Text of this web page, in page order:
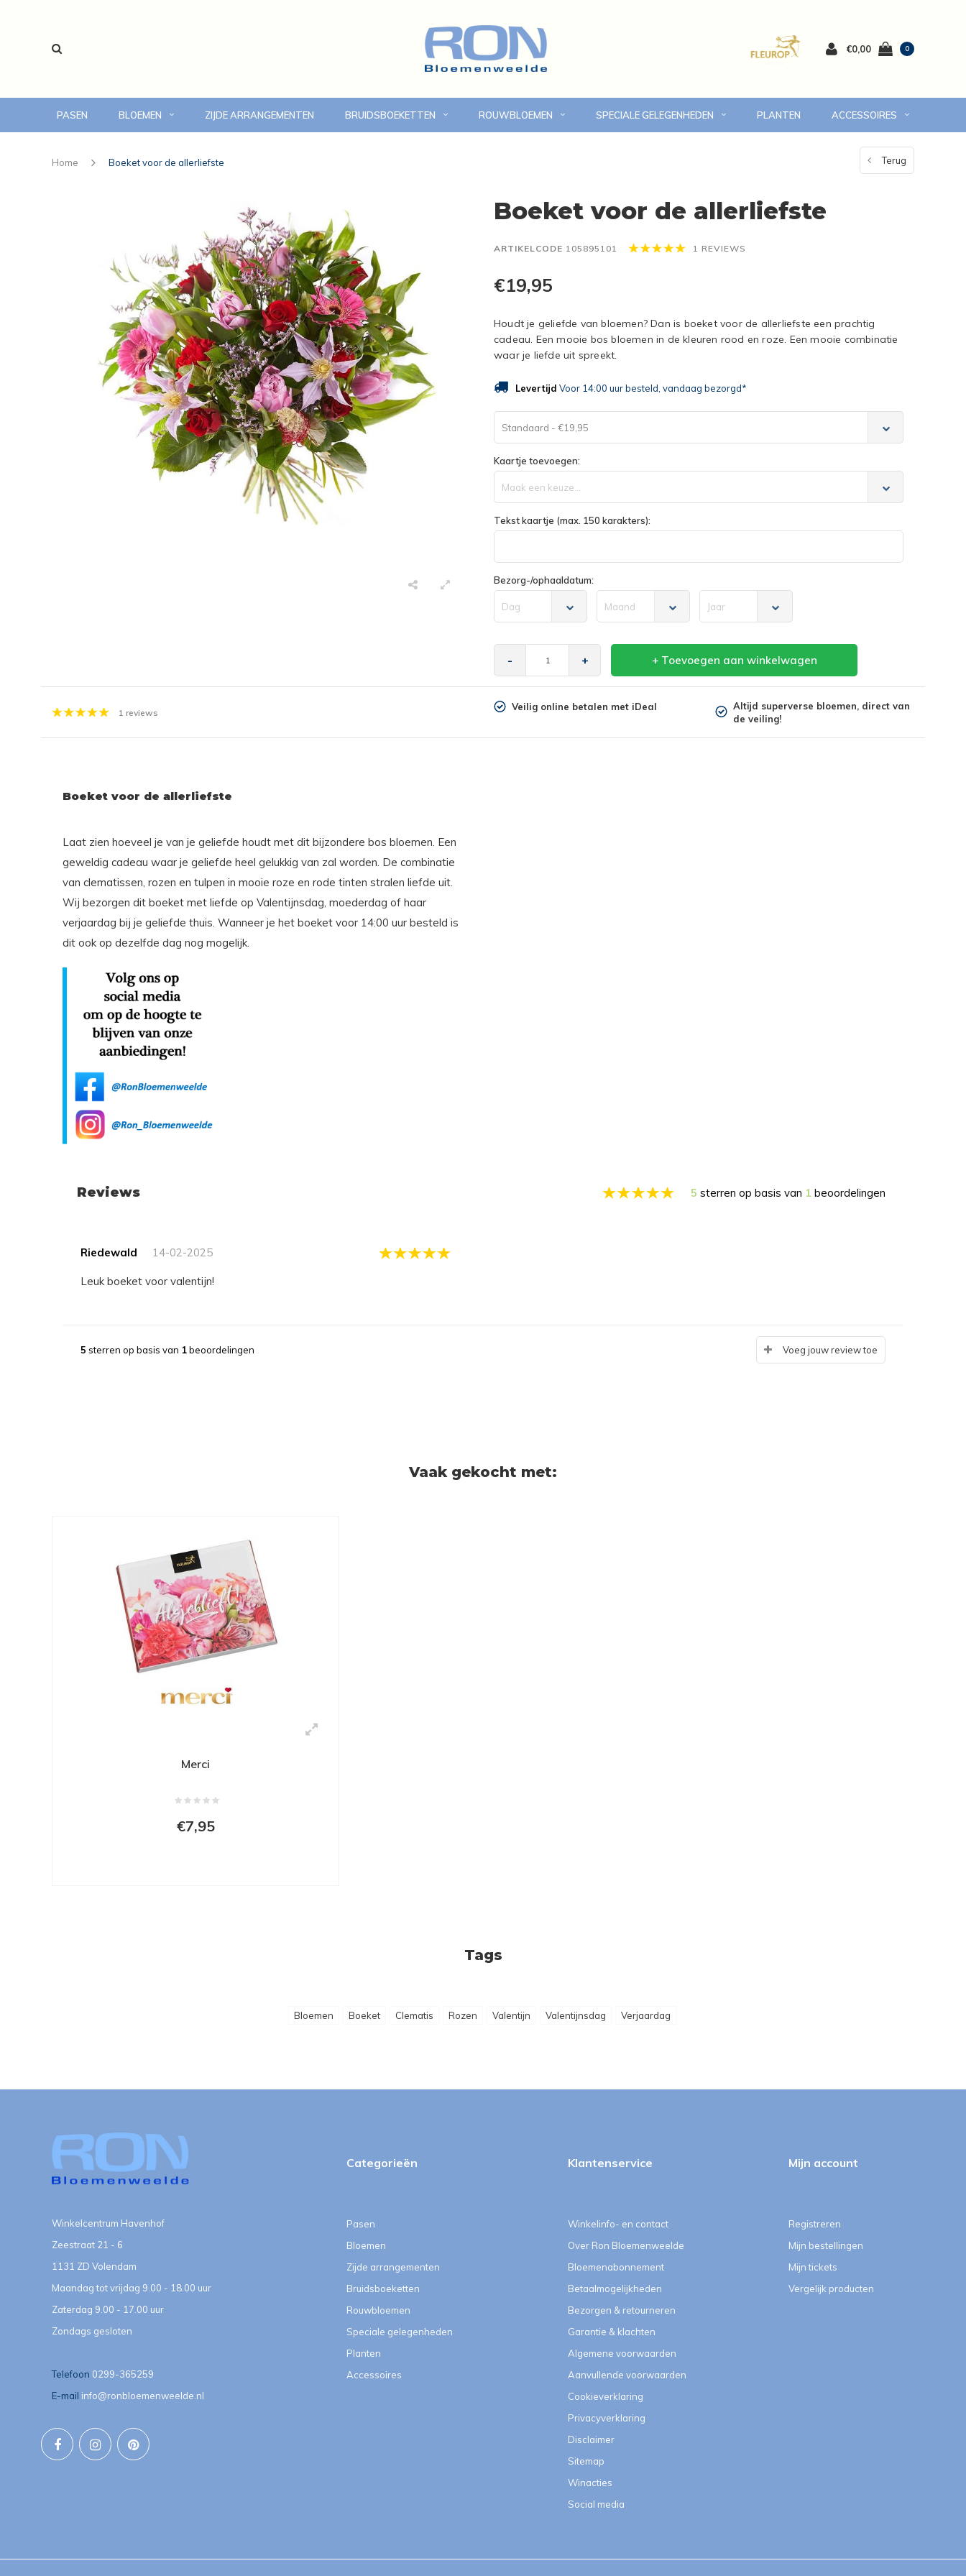
€0,00 0
PASEN BLOEMEN ZIJDE ARRANGEMENTEN BRUIDSBOEKETTEN ROUWBLOEMEN SPECIALE GELEGENHEDEN PLANTEN ACCESSOIRES
voor 14:00 uur besteld, vandaag bezorgd Online bloemen bestellen Eigen bezorgdienst in Volendam en omgeving 7 dagen versgarantie
Home Boeket voor de allerliefste Terug
Boeket voor de allerliefste
ARTIKELCODE 105895101 1 REVIEWS
€19,95
Houdt je geliefde van bloemen? Dan is boeket voor de allerliefste een prachtig
cadeau. Een mooie bos bloemen in de kleuren rood en roze. Een mooie combinatie
waar je liefde uit spreekt.
Levertijd Voor 14:00 uur besteld, vandaag bezorgd*
Standaard - €19,95
Kaartje toevoegen:
Maak een keuze...
Tekst kaartje (max. 150 karakters):
Bezorg-/ophaaldatum:
Dag Maand Jaar
- + + Toevoegen aan winkelwagen
1 reviews Veilig online betalen met iDeal
Altijd superverse bloemen, direct van
de veiling!
Boeket voor de allerliefste
Laat zien hoeveel je van je geliefde houdt met dit bijzondere bos bloemen. Een
geweldig cadeau waar je geliefde heel gelukkig van zal worden. De combinatie
van clematissen, rozen en tulpen in mooie roze en rode tinten stralen liefde uit.
Wij bezorgen dit boeket met liefde op Valentijnsdag, moederdag of haar
verjaardag bij je geliefde thuis. Wanneer je het boeket voor 14:00 uur besteld is
dit ook op dezelfde dag nog mogelijk.
Reviews 5 sterren op basis van 1 beoordelingen
Riedewald 14-02-2025
Leuk boeket voor valentijn!
5 sterren op basis van 1beoordelingen Voeg jouw review toe
Vaak gekocht met:
Merci
€7,95
Tags
Bloemen Boeket Clematis Rozen Valentijn Valentijnsdag Verjaardag
Winkelcentrum Havenhof
Zeestraat 21 - 6
1131 ZD Volendam
Maandag tot vrijdag 9.00 - 18.00 uur
Zaterdag 9.00 - 17.00 uur
Zondags gesloten
Telefoon 0299-365259
E-mail info@ronbloemenweelde.nl
Categorieën
Pasen
Bloemen
Zijde arrangementen
Bruidsboeketten
Rouwbloemen
Speciale gelegenheden
Planten
Accessoires
Klantenservice
Winkelinfo- en contact
Over Ron Bloemenweelde
Bloemenabonnement
Betaalmogelijkheden
Bezorgen & retourneren
Garantie & klachten
Algemene voorwaarden
Aanvullende voorwaarden
Cookieverklaring
Privacyverklaring
Disclaimer
Sitemap
Winacties
Social media
Mijn account
Registreren
Mijn bestellingen
Mijn tickets
Vergelijk producten